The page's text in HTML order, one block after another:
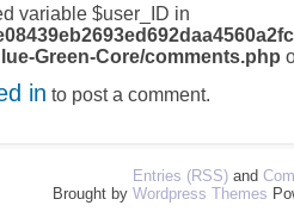
variable $user_ID in
Green-Core/comments.php
in to post a comment.
Entries (RSS)and
Brought by Wordpress Themes